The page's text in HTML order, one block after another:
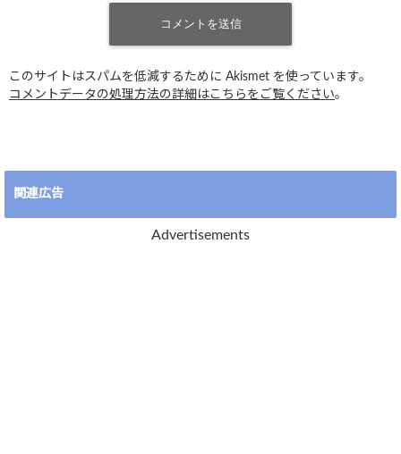
このサイトはスパムを低減するために Akismet を使っています。
コメントデータの処理方法の詳細はこちらをご覧ください。
関連広告
Advertisements